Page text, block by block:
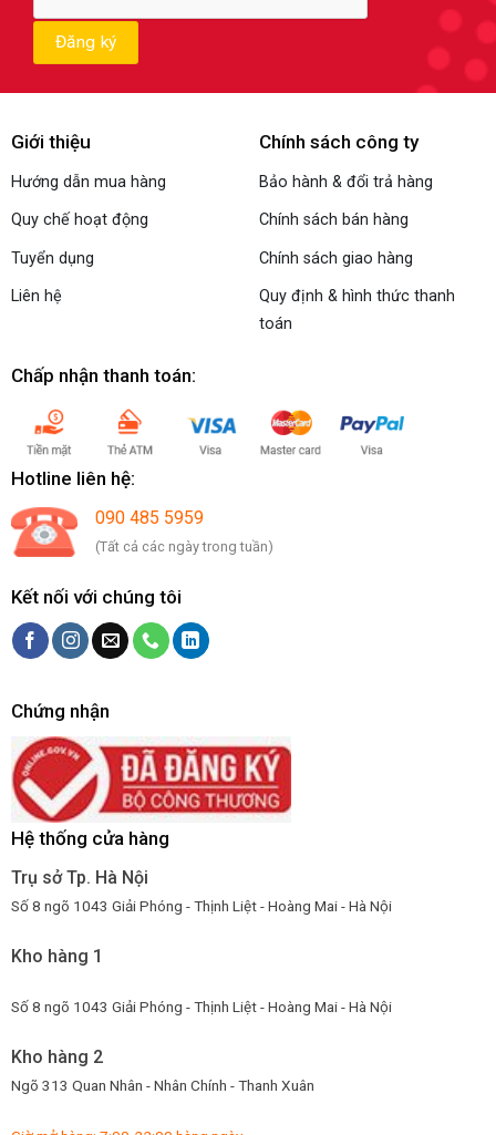
Giới thiệu
Hướng dẫn mua hàng
Quy chế hoạt động
Tuyển dụng
Liên hệ
Chính sách công ty
Bảo hành & đổi trả hàng
Chính sách bán hàng
Chính sách giao hàng
Quy định & hình thức thanh
toán
Chấp nhận thanh toán:
Hotline liên hệ:
090 485 5959
(Tất cả các ngày trong tuần)
Kết nối với chúng tôi
Chứng nhận
Hệ thống cửa hàng
Trụ sở Tp. Hà Nội
Số 8 ngõ 1043 Giải Phóng - Thịnh Liệt - Hoàng Mai - Hà Nội
Kho hàng 1
Số 8 ngõ 1043 Giải Phóng - Thịnh Liệt - Hoàng Mai - Hà Nội
Kho hàng 2
Ngõ 313 Quan Nhân - Nhân Chính - Thanh Xuân